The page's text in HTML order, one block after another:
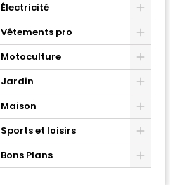
Électricité
Vêtements pro
Motoculture
Jardin
Maison
Sports et loisirs
Bons Plans